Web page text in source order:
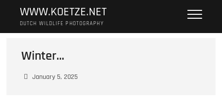
content
WWW.KOETZE.NET
DUTCH WILDLIFE PHOTOGRAPHY
Winter…
January 5, 2025